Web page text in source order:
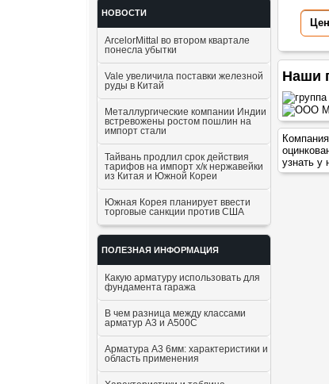
НОВОСТИ
ArcelorMittal во втором квартале
понесла убытки
Vale увеличила поставки железной
руды в Китай
Металлургические компании Индии
встревожены ростом пошлин на
импорт стали
Тайвань продлил срок действия
тарифов на импорт х/к нержавейки
из Китая и Южной Кореи
Южная Корея планирует ввести
торговые санкции против США
ПОЛЕЗНАЯ ИНФОРМАЦИЯ
Какую арматуру использовать для
фундамента гаража
В чем разница между классами
арматур А3 и А500С
Арматура А3 6мм: характеристики и
область применения
Наши
узнать у